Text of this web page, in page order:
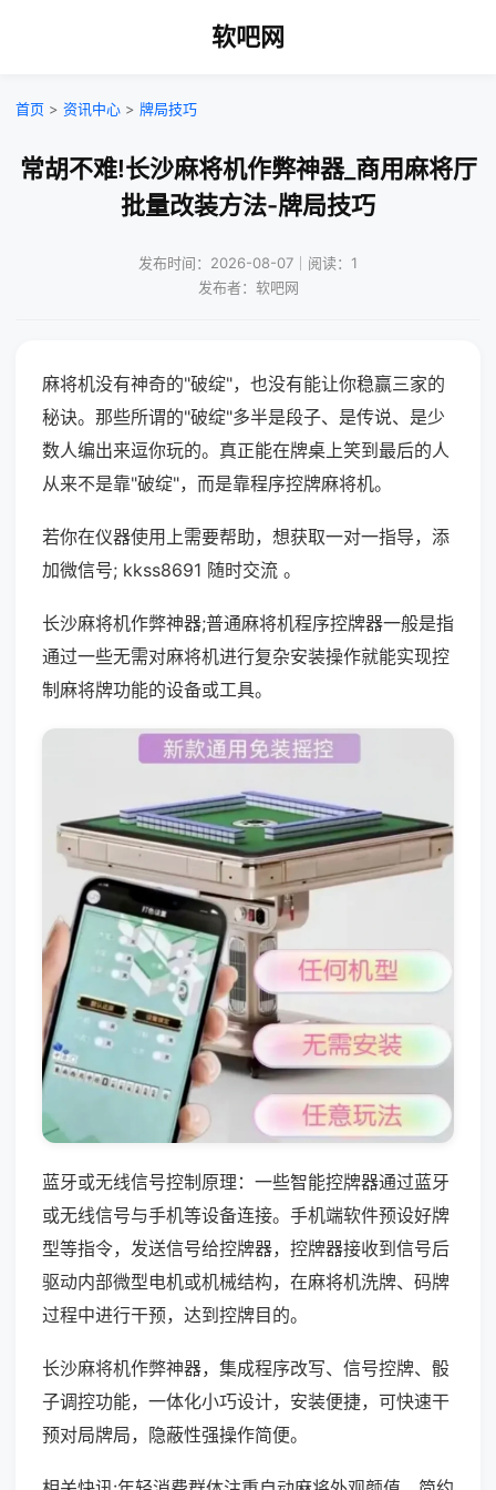
软吧网
首页 > 资讯中心 > 牌局技巧
常胡不难!长沙麻将机作弊神器_商用麻将厅
批量改装方法-牌局技巧
发布时间：2026-08-07｜阅读：1
发布者：软吧网
麻将机没有神奇的"破绽"，也没有能让你稳赢三家的
秘诀。那些所谓的"破绽"多半是段子、是传说、是少
数人编出来逗你玩的。真正能在牌桌上笑到最后的人
从来不是靠"破绽"，而是靠程序控牌麻将机。
若你在仪器使用上需要帮助，想获取一对一指导，添
加微信号; kkss8691 随时交流 。
长沙麻将机作弊神器;普通麻将机程序控牌器一般是指
通过一些无需对麻将机进行复杂安装操作就能实现控
制麻将牌功能的设备或工具。
蓝牙或无线信号控制原理：一些智能控牌器通过蓝牙
或无线信号与手机等设备连接。手机端软件预设好牌
型等指令，发送信号给控牌器，控牌器接收到信号后
驱动内部微型电机或机械结构，在麻将机洗牌、码牌
过程中进行干预，达到控牌目的。
长沙麻将机作弊神器，集成程序改写、信号控牌、骰
子调控功能，一体化小巧设计，安装便捷，可快速干
预对局牌局，隐蔽性强操作简便。